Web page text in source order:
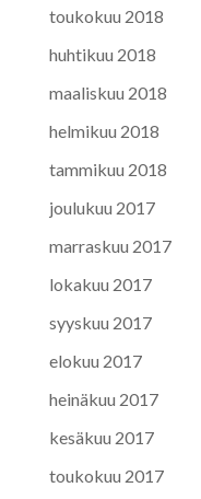
toukokuu 2018
huhtikuu 2018
maaliskuu 2018
helmikuu 2018
tammikuu 2018
joulukuu 2017
marraskuu 2017
lokakuu 2017
syyskuu 2017
elokuu 2017
heinäkuu 2017
kesäkuu 2017
toukokuu 2017